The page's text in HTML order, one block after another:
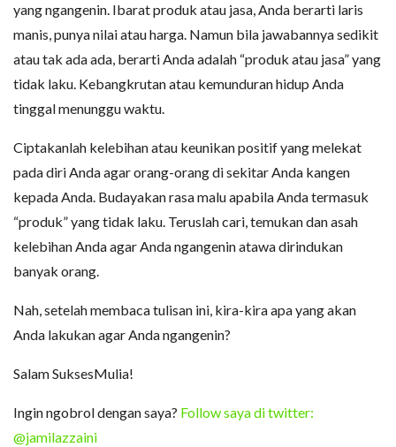
yang ngangenin. Ibarat produk atau jasa, Anda berarti laris
manis, punya nilai atau harga. Namun bila jawabannya sedikit
atau tak ada ada, berarti Anda adalah “produk atau jasa” yang
tidak laku. Kebangkrutan atau kemunduran hidup Anda
tinggal menunggu waktu.
Ciptakanlah kelebihan atau keunikan positif yang melekat
pada diri Anda agar orang-orang di sekitar Anda kangen
kepada Anda. Budayakan rasa malu apabila Anda termasuk
“produk” yang tidak laku. Teruslah cari, temukan dan asah
kelebihan Anda agar Anda ngangenin atawa dirindukan
banyak orang.
Nah, setelah membaca tulisan ini, kira-kira apa yang akan
Anda lakukan agar Anda ngangenin?
Salam SuksesMulia!
Ingin ngobrol dengan saya? Follow saya di twitter:
@jamilazzaini